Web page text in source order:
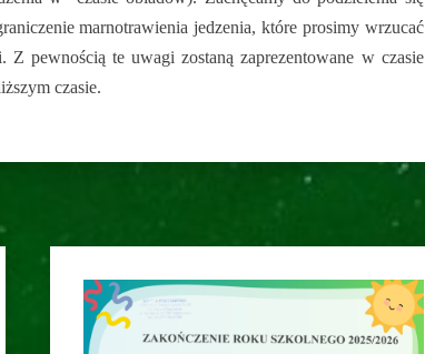
marnotrawienia jedzenia, które prosimy wrzucać
pewnością te uwagi zostaną zaprezentowane w czasie
czasie.